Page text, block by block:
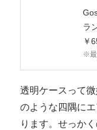
ラ
￥
※最
透明ケースって
のような四隅に
ります。せっか